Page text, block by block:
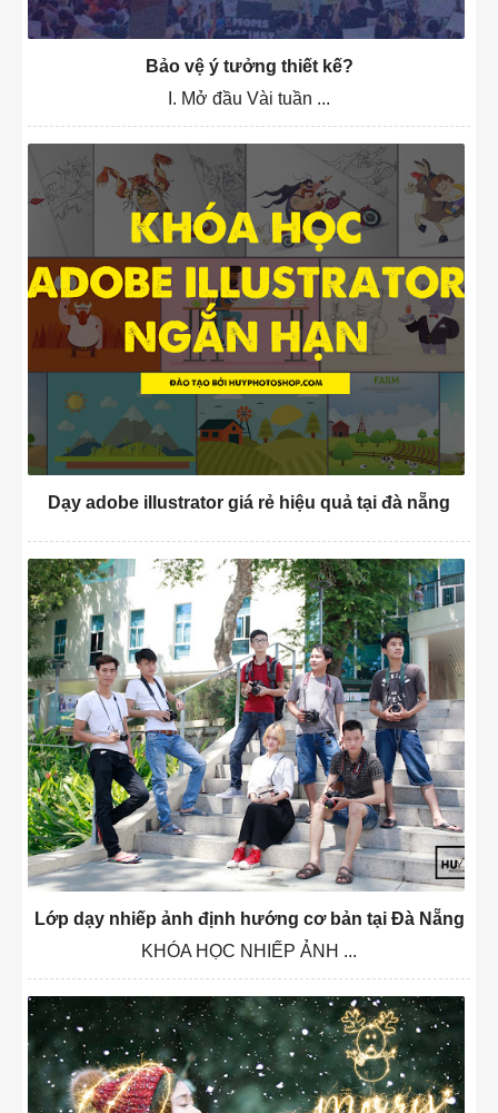
Bảo vệ ý tưởng thiết kế?
I. Mở đầu Vài tuần ...
Dạy adobe illustrator giá rẻ hiệu quả tại đà nẵng
Lớp dạy nhiếp ảnh định hướng cơ bản tại Đà Nẵng
KHÓA HỌC NHIẾP ẢNH ...